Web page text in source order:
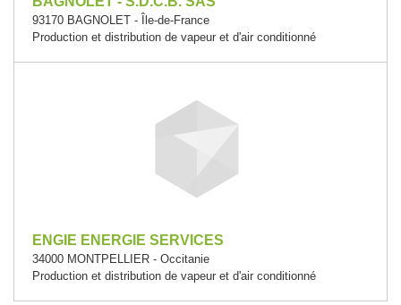
93170 BAGNOLET - Île-de-France
Production et distribution de vapeur et d'air conditionné
ENGIE ENERGIE SERVICES
34000 MONTPELLIER - Occitanie
Production et distribution de vapeur et d'air conditionné